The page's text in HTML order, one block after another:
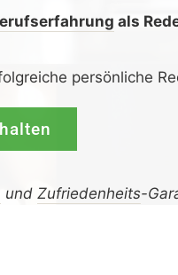
als
persönliche
undZufrieden­­heits-